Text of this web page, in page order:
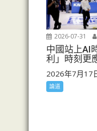
2026-07-31
中國站上AI
利」時刻更
2026年7月17
論道